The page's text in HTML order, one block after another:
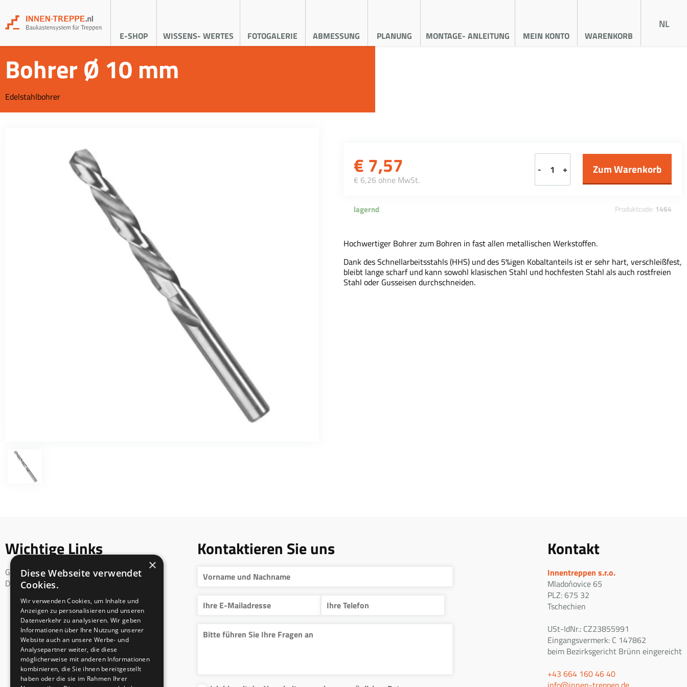
E-SHOP WISSENS- WERTES FOTOGALERIE ABMESSUNG PLANUNG MONTAGE- ANLEITUNG MEIN KONTO WARENKORB
NL
Bohrer Ø 10 mm
Edelstahlbohrer
€ 7,57
€ 6,26 ohne MwSt.
- +
lagernd Produktcode: 1464
Hochwertiger Bohrer zum Bohren in fast allen metallischen Werkstoffen.
Dank des Schnellarbeitsstahls (HHS) und des 5%igen Kobaltanteils ist er sehr hart, verschleißfest,
bleibt lange scharf und kann sowohl klasischen Stahl und hochfesten Stahl als auch rostfreien
Stahl oder Gusseisen durchschneiden.
Wichtige Links
Geschäftsbedingungen
DSGVO
Kontaktieren Sie uns Kontakt
Innentreppen s.r.o.
Mladoňovice 65
PLZ: 675 32
Tschechien
USt-IdNr.: CZ23855991
Eingangsvermerk: C 147862
beim Bezirksgericht Brünn eingereicht
+43 664 160 46 40
×
Diese Webseite verwendet
Cookies.
Wir verwenden Cookies, um Inhalte und
Anzeigen zu personalisieren und unseren
Datenverkehr zu analysieren. Wir geben
Informationen über Ihre Nutzung unserer
Website auch an unsere Werbe- und
Analysepartner weiter, die diese
möglicherweise mit anderen Informationen
kombinieren, die Sie ihnen bereitgestellt
haben oder die sie im Rahmen Ihrer